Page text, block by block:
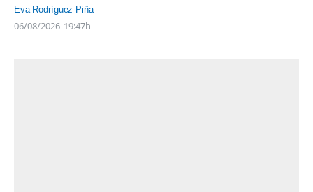
Eva Rodríguez Piña
06/08/2026 19:47h